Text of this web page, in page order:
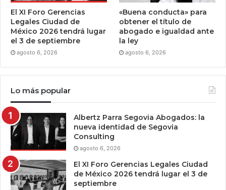
El XI Foro Gerencias
Legales Ciudad de
México 2026 tendrá lugar
el 3 de septiembre
agosto 6, 2026
«Buena conducta» para
obtener el título de
abogado e igualdad ante
la ley
agosto 6, 2026
Lo más popular
Albertz Parra Segovia Abogados: la
nueva identidad de Segovia
Consulting
agosto 6, 2026
El XI Foro Gerencias Legales Ciudad
de México 2026 tendrá lugar el 3 de
septiembre